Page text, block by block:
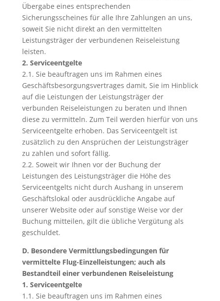
Übergabe eines entsprechenden
Sicherungsscheines für alle Ihre Zahlungen an uns,
soweit Sie nicht direkt an den vermittelten
Leistungsträger der verbundenen Reiseleistung
leisten.
2. Serviceentgelte
2.1. Sie beauftragen uns im Rahmen eines
Geschäftsbesorgungsvertrages damit, Sie im Hinblick
auf die Leistungen der Leistungsträger der
verbunden Reiseleistungen zu beraten und Ihnen
diese zu vermitteln. Zum Teil werden hierfür von uns
Serviceentgelte erhoben. Das Serviceentgelt ist
zusätzlich zu den Ansprüchen der Leistungsträger
zu zahlen und sofort fällig.
2.2. Soweit wir Ihnen vor der Buchung der
Leistungen des Leistungsträger die Höhe des
Serviceentgelts nicht durch Aushang in unserem
Geschäftslokal oder ausdrückliche Angabe auf
unserer Website oder auf sonstige Weise vor der
Buchung mitteilen, gilt die übliche Vergütung als
geschuldet.
D. Besondere Vermittlungsbedingungen für
vermittelte Flug-Einzelleistungen; auch als
Bestandteil einer verbundenen Reiseleistung
1. Serviceentgelte
1.1. Sie beauftragen uns im Rahmen eines